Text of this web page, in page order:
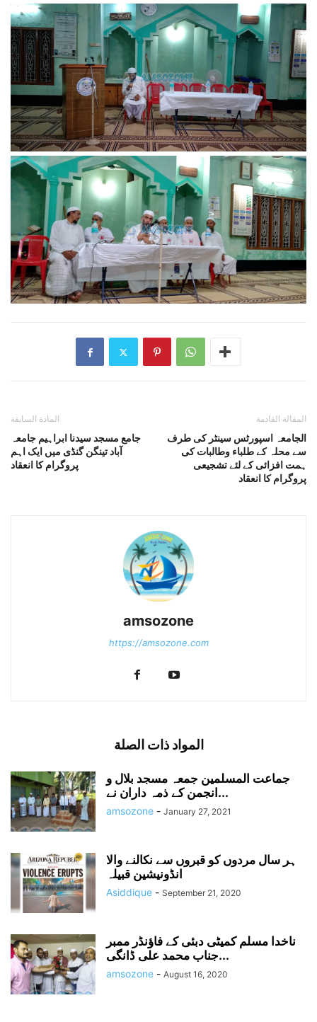
المادة السابقة
جامع مسجد سیدنا ابراہیم جامعہ
آباد تینگن گنڈی میں ایک اہم
پروگرام کا انعقاد
المقالة القادمة
الجامعہ اسپورٹس سینٹر کی طرف
سے محلہ کے طلباء وطالبات کی
ہمت افزائی کے لئے تشجیعی
پروگرام کا انعقاد
amsozone
https://amsozone.com
المواد ذات الصلة
جماعت المسلمین جمعہ مسجد بلال و
انجمن کے ذمہ داران نے...
amsozone - January 27, 2021
ہر سال مردوں کو قبروں سے نکالنے والا
انڈونیشین قبیلہ
Asiddique - September 21, 2020
ناخدا مسلم کمیٹی دبئی کے فاؤنڈر ممبر
جناب محمد علی ڈانگی...
amsozone - August 16, 2020